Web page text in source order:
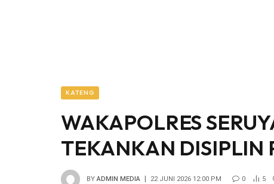
KATENG
WAKAPOLRES
TEKANKAN DISIPLIN
BY ADMIN MEDIA 22 JUNI 2026 12:00 PM 0 5